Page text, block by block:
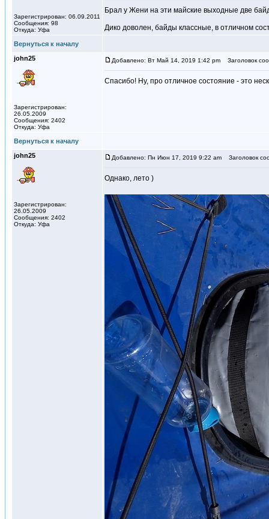
Зарегистрирован: 06.09.2011
Сообщения: 98
Откуда: Уфа
Брал у Жени на эти майские выходные две
Дико доволен, байды классные, в отличном
Вернуться к началу
john25
Зарегистрирован:
26.05.2009
Сообщения: 2402
Откуда: Уфа
Добавлено: Вт Май 14, 2019 1:42 pm Заголовок
Спасибо! Ну, про отличное состояние - это
Вернуться к началу
john25
Зарегистрирован:
26.05.2009
Сообщения: 2402
Откуда: Уфа
Добавлено: Пн Июн 17, 2019 9:22 am Заголовок
Однако, лето )